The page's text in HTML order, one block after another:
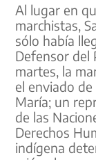
Al lugar en
marchistas,
sólo había
Defensor del
martes, la
el enviado de
María; un
de las
Derechos
indígena